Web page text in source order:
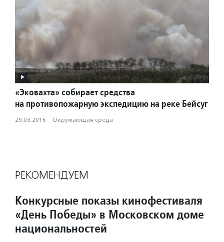
«Эковахта» собирает средства
на противопожарную экспедицию на реке Бейсуг
29.03.2016 · Окружающая среда
РЕКОМЕНДУЕМ
Конкурсные показы кинофестиваля
«День Победы» в Московском доме
национальностей